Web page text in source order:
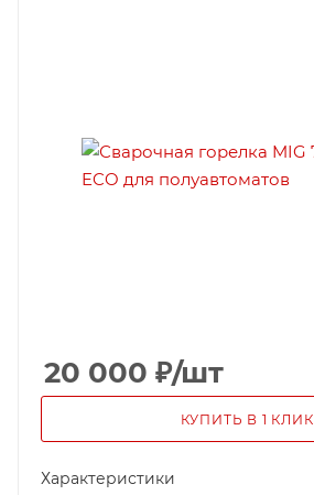
20 000 ₽/шт
КУПИТЬ В 1 КЛИК
Характеристики